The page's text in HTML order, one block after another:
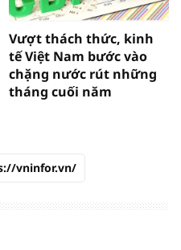
Vượt thách thức, kinh
tế Việt Nam bước vào
chặng nước rút những
tháng cuối năm
vninfor.vn/